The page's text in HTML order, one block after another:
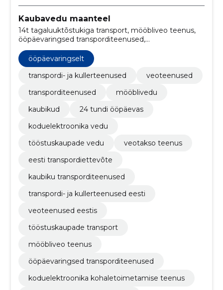
Kaubavedu maanteel
14t tagaluuktõstukiga transport, mööbliveo teenus,
ööpäevaringsed transporditeenused,
koduelektroonika kohaletoimetamise teenus,
transporditakso teenus Eestis, tagaluuktõstukiga
veokite teenused, 5t tagaluuktõstukiga transport, 9t
tagaluuktõstukiga transport, koduelektroonika
ööpäevaringselt
transpordi- ja kullerteenused
veoteenused
transporditeenused
mööblivedu
kaubikud
24 tundi ööpäevas
koduelektroonika vedu
tööstuskaupade vedu
veotakso teenus
eesti transpordiettevõte
kaubiku transporditeenused
transpordi- ja kullerteenused eesti
veoteenused eestis
tööstuskaupade transport
mööbliveo teenus
ööpäevaringsed transporditeenused
koduelektroonika kohaletoimetamise teenus